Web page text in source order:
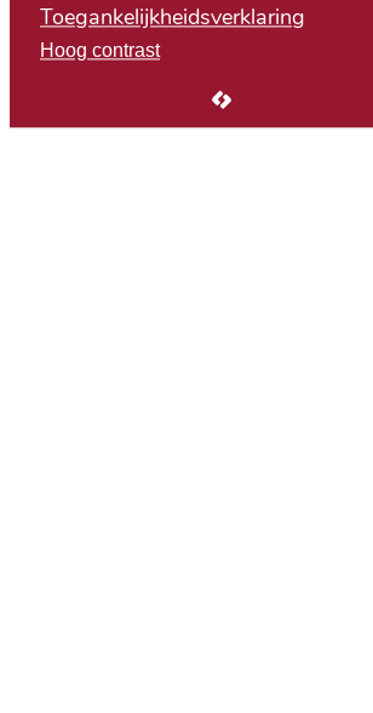
Toegankelijkheidsverklaring
Hoog contrast